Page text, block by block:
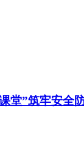
堂”筑牢安全